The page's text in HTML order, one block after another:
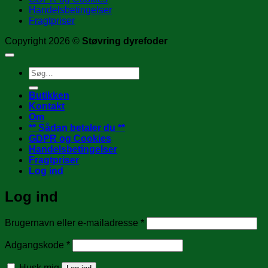
Handelsbetingelser
Fragtpriser
Copyright 2026 © Støvring dyrefoder
Søg
efter:
Butikken
Kontakt
Om
** Sådan betaler du **
GDPR og Cookies
Handelsbetingelser
Fragtpriser
Log ind
Log ind
Brugernavn eller e-mailadresse *Påkrævet
Adgangskode *Påkrævet